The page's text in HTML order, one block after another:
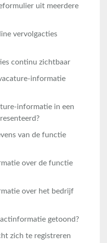
uit meerdere
vervolgacties
continu zichtbaar
informatie
informatie in een
van de functie
over de functie
over het bedrijf
getoond?
zich te registreren